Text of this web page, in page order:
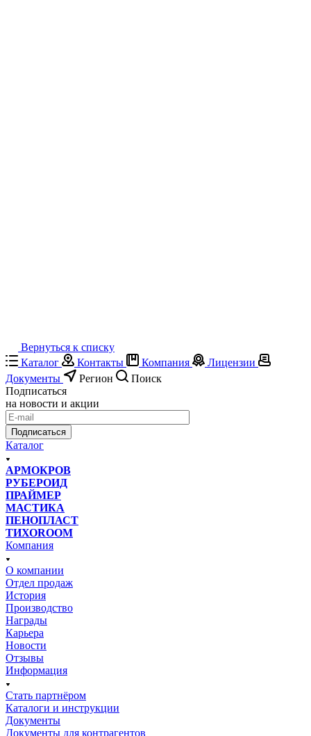
Вернуться к списку
Каталог
Контакты Компания
Лицензии
Документы
Регион
Поиск
Подписаться
на новости и акции
Подписаться
Каталог
АРМОКРОВ
РУБЕРОИД
ПРАЙМЕР
МАСТИКА
ПЕНОПЛАСТ
ТИХОROOM
Компания
О компании
Отдел продаж
История
Производство
Награды
Карьера
Новости
Отзывы
Информация
Стать партнёром
Каталоги и инструкции
Документы
Документы для контрагентов